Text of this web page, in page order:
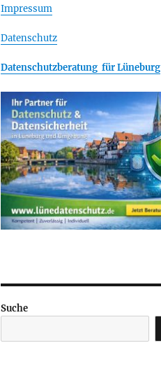
Impressum
Datenschutz
Datenschutzberatung für Lüneburg
Suche